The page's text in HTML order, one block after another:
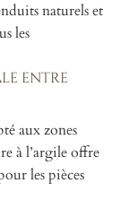
naturels et
les
entre
aux zones
à l’argile offre
les pièces